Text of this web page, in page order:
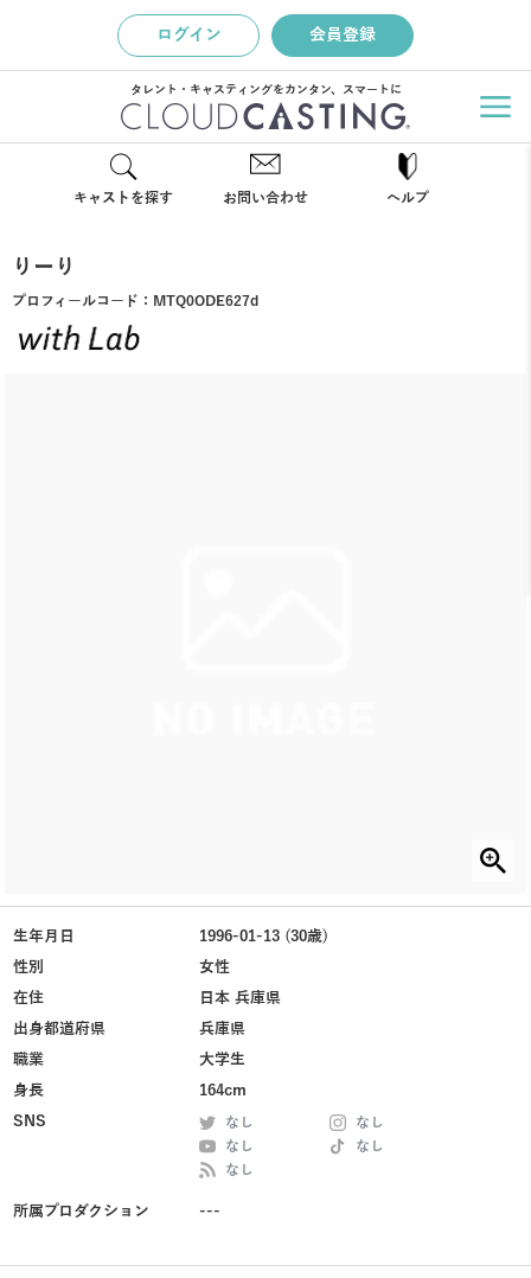
ログイン 会員登録
タレント・キャスティングをカンタン、スマートに
キャストを探す お問い合わせ ヘルプ
りーり
プロフィールコード： MTQ0ODE627d
生年月日
1996-01-13 (30歳)
性別
女性
在住
日本 兵庫県
出身都道府県
兵庫県
職業
大学生
身長
164cm
SNS
なし
なし
なし
なし
なし
所属プロダクション ---